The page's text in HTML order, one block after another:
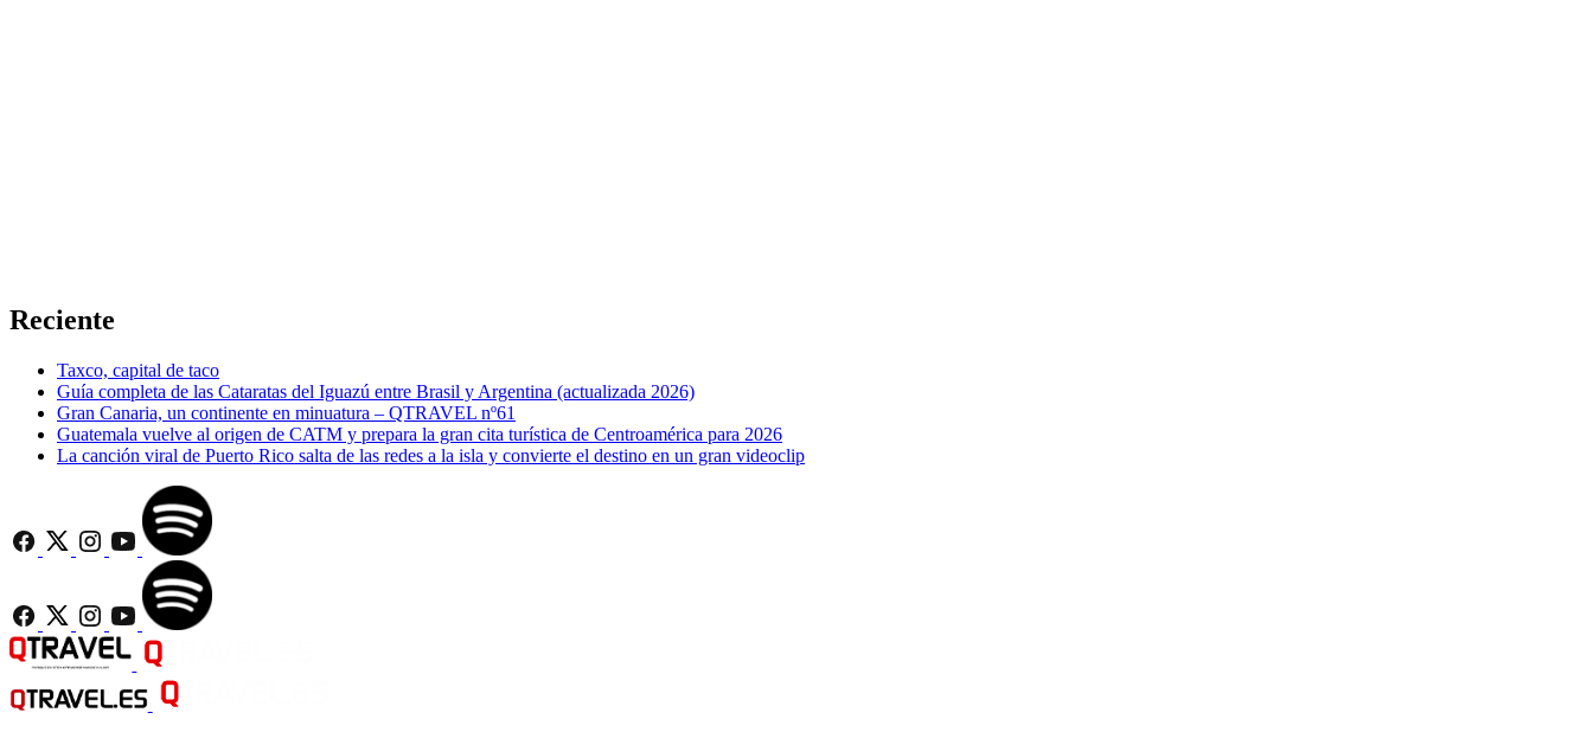
Reciente
Taxco, capital de taco
Guía completa de las Cataratas del Iguazú entre Brasil y Argentina (actualizada 2026)
Gran Canaria, un continente en minuatura – QTRAVEL nº61
Guatemala vuelve al origen de CATM y prepara la gran cita turística de Centroamérica para 2026
La canción viral de Puerto Rico salta de las redes a la isla y convierte el destino en un gran videoclip